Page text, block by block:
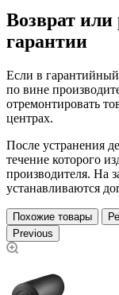
Возврат или
гарантии
Если в
по вине
отремонтировать
центрах.
После устранения
течение которого
производителя. На
устанавливаются
Похожие товары
Previous